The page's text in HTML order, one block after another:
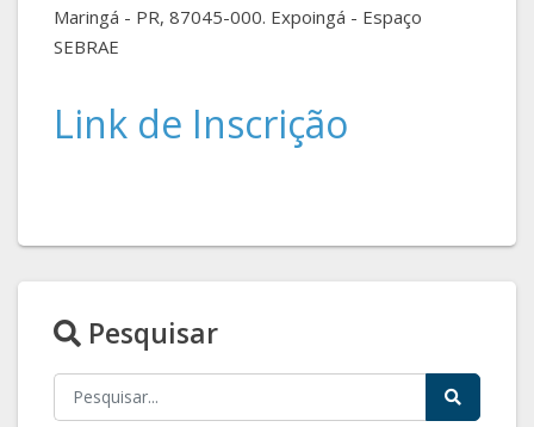
Maringá - PR, 87045-000. Expoingá - Espaço
SEBRAE
Link de Inscrição
Pesquisar